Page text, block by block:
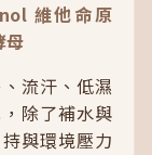
維他命原
流汗、低濕
除了補水與
與環境壓力